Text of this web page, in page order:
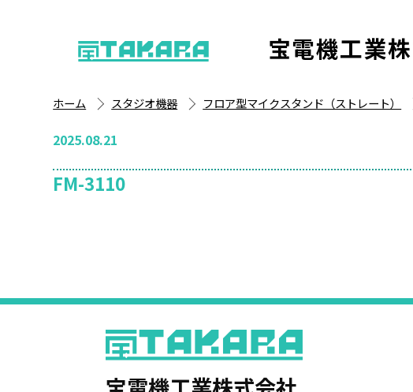
宝電機工業
ホーム スタジオ機器 フロア型マイクスタンド（ストレート）
2025.08.21
FM-3110